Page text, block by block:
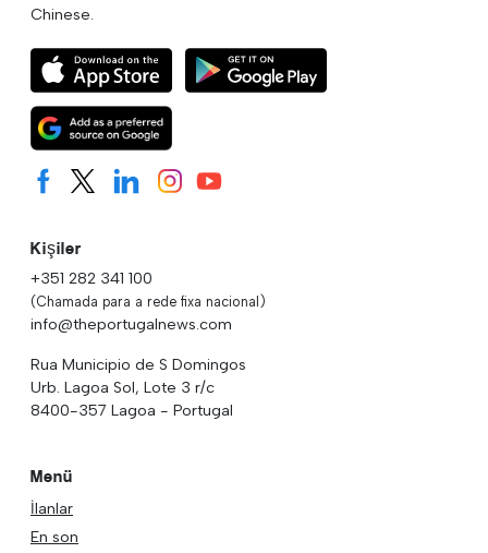
Chinese.
Kişiler
+351 282 341 100
(Chamada para a rede fixa nacional)
info@theportugalnews.com
Rua Municipio de S Domingos
Urb. Lagoa Sol, Lote 3 r/c
8400-357 Lagoa - Portugal
Menü
İlanlar
En son